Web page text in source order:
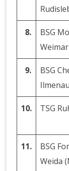
8.
BSG
Weimar
9.
BSG
Ilmenau
10.
TSG
11.
BSG
Weida